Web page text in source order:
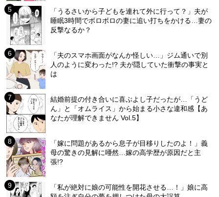
「うるさいから子どもを連れて外に行って？」夫が
睡眠3時間でボロボロの妻に追い打ちをかける…妻の
反撃なるか？
「夫のスマホ画面がなんか怪しい…」ジム通いで別
人のように変わった!? 夫が隠していた衝撃の事実と
は
結婚前提の付き合いに喜ぶよし子だったが…「うど
ん」と「オムライス」から始まる小さな違和感【あ
なたが理解できません Vol.5】
「嫁に問題があるから息子が目移りしたのよ！」義
母の驚きの見解に唖然…嫁の高学歴が原因だと主
張!?
「私が絶対に娘の可能性を開花させる…！」娘に高